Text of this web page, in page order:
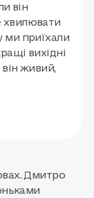
він
хвилювати
ми приїхали
вихідні
живий,
Дмитро